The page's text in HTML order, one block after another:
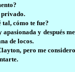
privado.
cómo te fue?
y después
de locos.
pero me